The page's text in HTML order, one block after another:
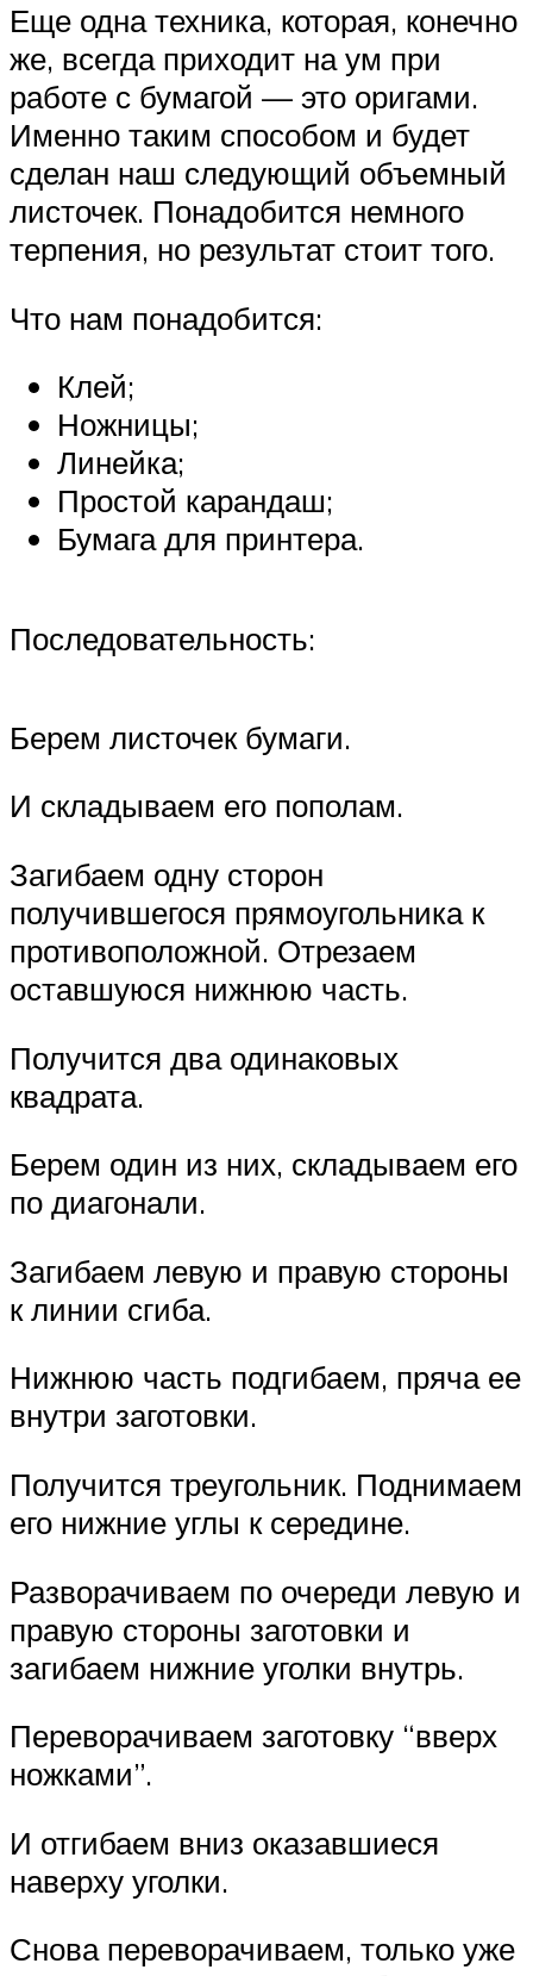
Еще одна техника, которая, конечно
же, всегда приходит на ум при
работе с бумагой — это оригами.
Именно таким способом и будет
сделан наш следующий объемный
листочек. Понадобится немного
терпения, но результат стоит того.
Что нам понадобится:
Клей;
Ножницы;
Линейка;
Простой карандаш;
Бумага для принтера.
Последовательность:
Берем листочек бумаги.
И складываем его пополам.
Загибаем одну сторон
получившегося прямоугольника к
противоположной. Отрезаем
оставшуюся нижнюю часть.
Получится два одинаковых
квадрата.
Берем один из них, складываем его
по диагонали.
Загибаем левую и правую стороны
к линии сгиба.
Нижнюю часть подгибаем, пряча ее
внутри заготовки.
Получится треугольник. Поднимаем
его нижние углы к середине.
Разворачиваем по очереди левую и
правую стороны заготовки и
загибаем нижние уголки внутрь.
Переворачиваем заготовку “вверх
ножками”.
И отгибаем вниз оказавшиеся
наверху уголки.
Снова переворачиваем, только уже